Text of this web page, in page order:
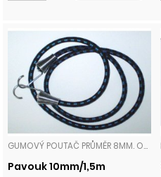
GUMOVÝ POUTAČ PRŮMĚR 8MM. OPLETENO UV STABILIZOVANÝM VYSOKOPEVNOSTNÍM PP. MAXIMÁLNÍ DOVOLENÉ ZATÍŽENÍ 140N.ČESKÝ VÝROBEK PROVAZY, LANA, MOTOUZY, POPRUHY
Pavouk 10mm/1,5m